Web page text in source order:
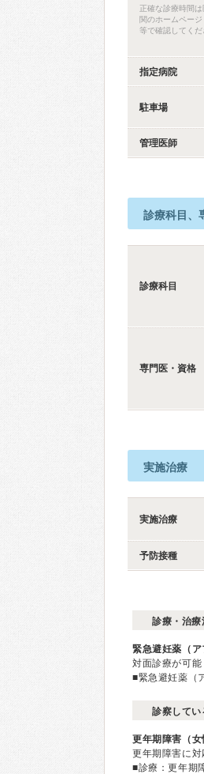
正確な診療時間は
関のホームペー
等で確認してくだ
指定病院
駐車場
管理医師
診療科目、
診療科目
専門医・資格
実施治療
実施治療
予防接種
診療・治
緊急避妊薬（ア
対面診療が可能
■緊急避妊薬（
診察して
更年期障害（女
更年期障害に対
■診療：更年期